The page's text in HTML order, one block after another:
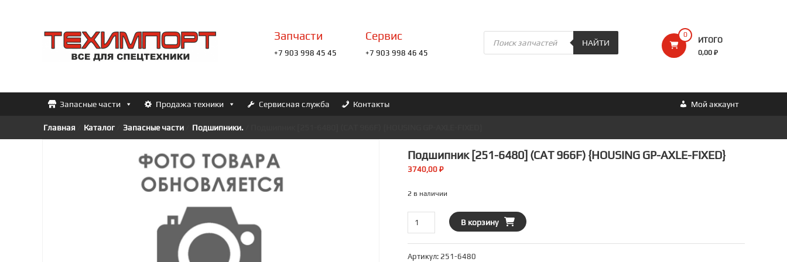
содержимомуТЕХИМПОРТ
Всё
0
ИТОГО
0,00 ₽
Запчасти
+7 903 998 45 45
Сервис
+7 903 998 46 45
Поиск
товаров
НАЙТИ
Запасные части Мой аккаунт
Продажа техники Сервисная служба Контакты
Главная Каталог/ Запасные части Подшипники.
Подшипник [251-6480] (CAT 966F) {HOUSING GP-AXLE-FIXED}
3740,00 ₽
2 в наличии
Количество
товара
Подшипник
[251-
В корзину
Артикул: 251-6480